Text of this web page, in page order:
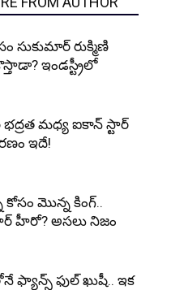
సుకుమార్ రుక్మిణి
ఇండస్ట్రీలో
భద్రత మధ్య ఐకాన్ స్టార్
ఇదే!
కోసం మొన్న కింగ్..
హీరో? అసలు నిజం
ఫ్యాన్స్ ఫుల్ ఖుషీ.. ఇక